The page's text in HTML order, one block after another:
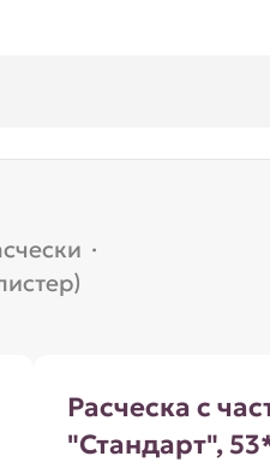
·
Расческа с
"Стандарт",